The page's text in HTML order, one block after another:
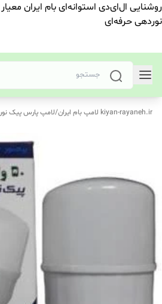
روشنایی ال‌ای‌دی استوانه‌ای بام ایران
نوردهی حرفه‌ای
kiyan-rayaneh.ir لامپ بام ایران /لامپ پارس پیک نور